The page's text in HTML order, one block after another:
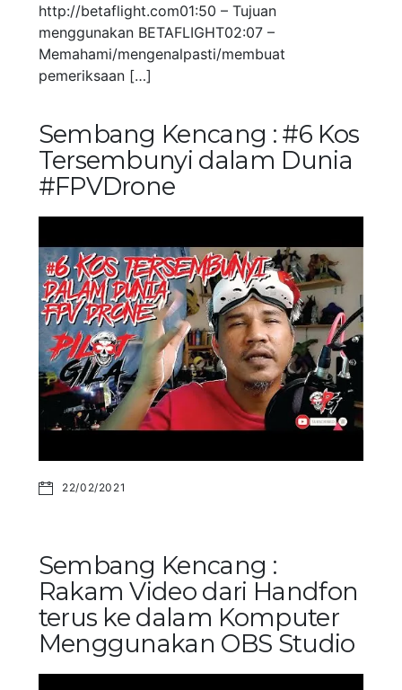
http://betaflight.com01:50 – Tujuan
menggunakan BETAFLIGHT02:07 –
Memahami/mengenalpasti/membuat
pemeriksaan […]
Sembang Kencang : #6 Kos
Tersembunyi dalam Dunia
#FPVDrone
22/02/2021
Sembang Kencang :
Rakam Video dari Handfon
terus ke dalam Komputer
Menggunakan OBS Studio